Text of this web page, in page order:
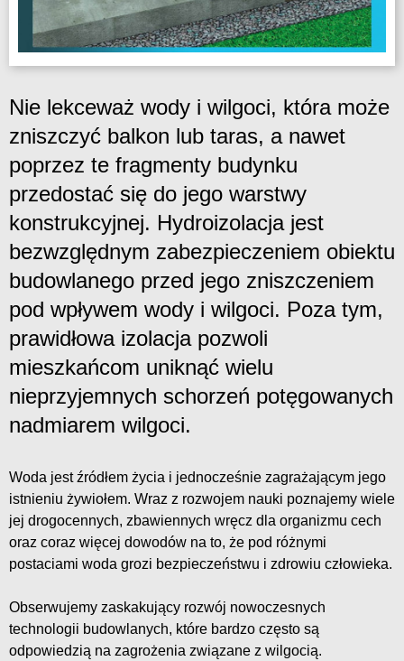
Nie lekceważ wody i wilgoci, która może
zniszczyć balkon lub taras, a nawet
poprzez te fragmenty budynku
przedostać się do jego warstwy
konstrukcyjnej. Hydroizolacja jest
bezwzględnym zabezpieczeniem obiektu
budowlanego przed jego zniszczeniem
pod wpływem wody i wilgoci. Poza tym,
prawidłowa izolacja pozwoli
mieszkańcom uniknąć wielu
nieprzyjemnych schorzeń potęgowanych
nadmiarem wilgoci.
Woda jest źródłem życia i jednocześnie zagrażającym jego
istnieniu żywiołem. Wraz z rozwojem nauki poznajemy wiele
jej drogocennych, zbawiennych wręcz dla organizmu cech
oraz coraz więcej dowodów na to, że pod różnymi
postaciami woda grozi bezpieczeństwu i zdrowiu człowieka.
Obserwujemy zaskakujący rozwój nowoczesnych
technologii budowlanych, które bardzo często są
odpowiedzią na zagrożenia związane z wilgocią.